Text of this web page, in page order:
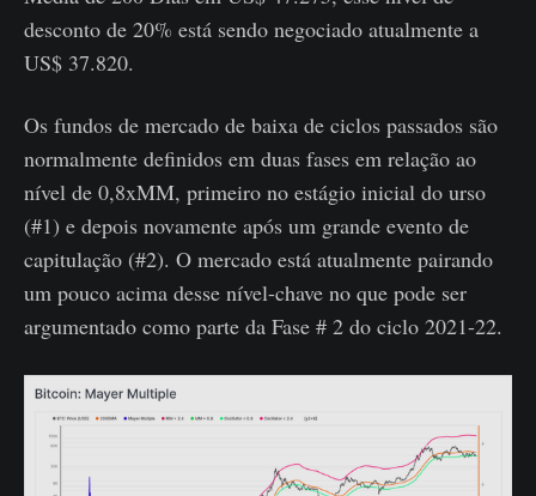
desconto de 20% está sendo negociado atualmente a
US$ 37.820.
Os fundos de mercado de baixa de ciclos passados ​​são
normalmente definidos em duas fases em relação ao
nível de 0,8xMM, primeiro no estágio inicial do urso
(#1) e depois novamente após um grande evento de
capitulação (#2). O mercado está atualmente pairando
um pouco acima desse nível-chave no que pode ser
argumentado como parte da Fase # 2 do ciclo 2021-22.